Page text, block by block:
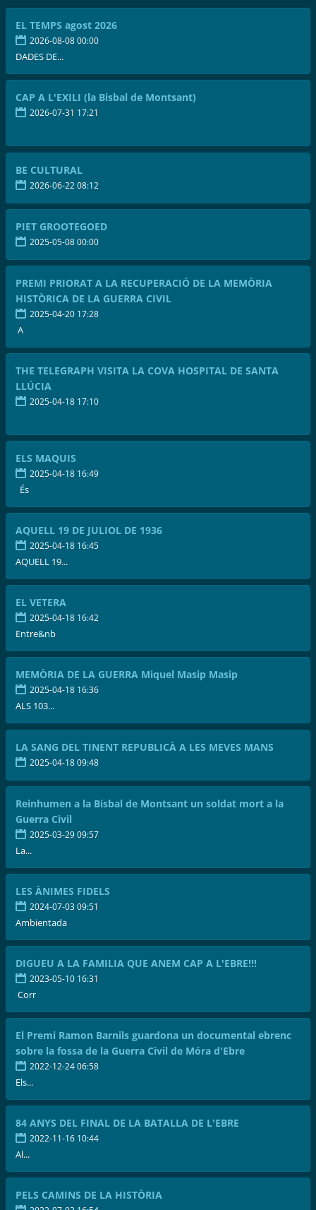
EL TEMPS agost 2026
2026-08-08 00:00
DADES DE...
CAP A L'EXILI (la Bisbal de Montsant)
2026-07-31 17:21
BE CULTURAL
2026-06-22 08:12
PIET GROOTEGOED
2025-05-08 00:00
PREMI PRIORAT A LA RECUPERACIÓ DE LA MEMÒRIA
HISTÒRICA DE LA GUERRA CIVIL
2025-04-20 17:28
A
THE TELEGRAPH VISITA LA COVA HOSPITAL DE SANTA
LLÚCIA
2025-04-18 17:10
ELS MAQUIS
2025-04-18 16:49
És
AQUELL 19 DE JULIOL DE 1936
2025-04-18 16:45
AQUELL 19...
EL VETERA
2025-04-18 16:42
Entre&nb
MEMÒRIA DE LA GUERRA Miquel Masip Masip
2025-04-18 16:36
ALS 103...
LA SANG DEL TINENT REPUBLICÀ A LES MEVES MANS
2025-04-18 09:48
Reinhumen a la Bisbal de Montsant un soldat mort a la
Guerra Civil
2025-03-29 09:57
La...
LES ÀNIMES FIDELS
2024-07-03 09:51
Ambientada
DIGUEU A LA FAMILIA QUE ANEM CAP A L'EBRE!!!
2023-05-10 16:31
Corr
El Premi Ramon Barnils guardona un documental ebrenc
sobre la fossa de la Guerra Civil de Móra d'Ebre
2022-12-24 06:58
Els...
84 ANYS DEL FINAL DE LA BATALLA DE L'EBRE
2022-11-16 10:44
Al...
PELS CAMINS DE LA HISTÒRIA